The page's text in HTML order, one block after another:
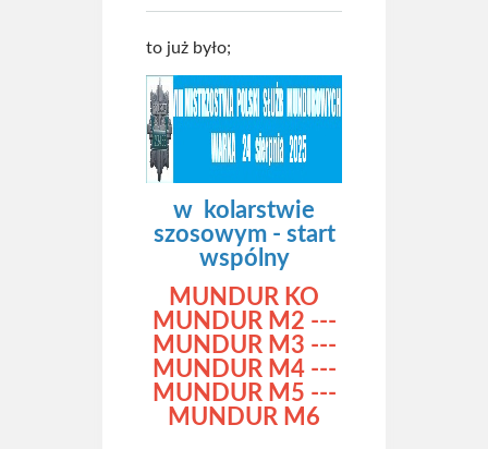
to już było;
w kolarstwie
szosowym - start
wspólny
MUNDUR KO
MUNDUR M2 ---
MUNDUR M3 ---
MUNDUR M4---
MUNDUR M5 ---
MUNDUR M6